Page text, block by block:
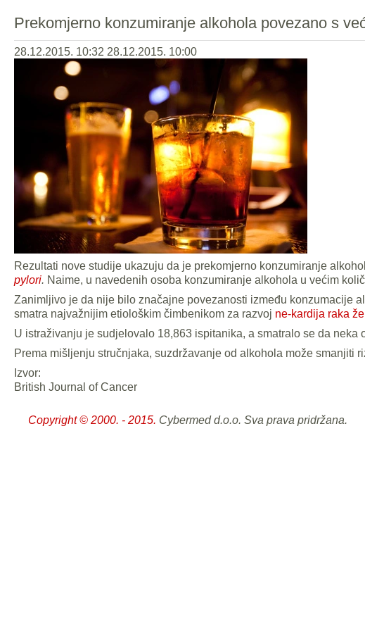
Prekomjerno konzumiranje alkohola povezano s
28.12.2015. 10:32 28.12.2015. 10:00
Rezultati nove studije ukazuju da je prekomjerno konzumiranje
pylori. Naime, u navedenih osoba konzumiranje alkohola u većim
Zanimljivo je da nije bilo značajne povezanosti između konzumacije
smatra najvažnijim etiološkim čimbenikom za razvoj ne-kardija raka
U istraživanju je sudjelovalo 18,863 ispitanika, a smatralo se da neka
Prema mišljenju stručnjaka, suzdržavanje od alkohola može smanjiti
Izvor:
British Journal of Cancer
Copyright © 2000. - 2015. Cybermed d.o.o. Sva prava pridržana.